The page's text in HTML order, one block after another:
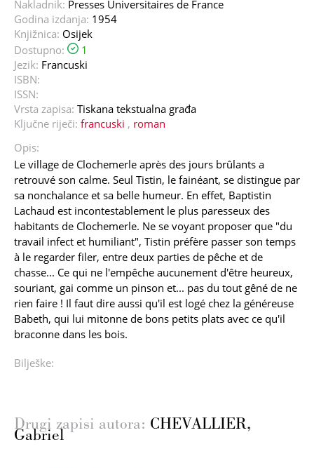
Nakladnik: Presses Universitaires de France
Godina izdanja: 1954
Knjižnica: Osijek
Dostupno:
1
Jezik: Francuski
ISBN:
ISSN:
Vrsta zapisa: Tiskana tekstualna građa
Ključne riječi: francuski , roman
Opis:
Le village de Clochemerle après des jours brûlants a
retrouvé son calme. Seul Tistin, le fainéant, se distingue par
sa nonchalance et sa belle humeur. En effet, Baptistin
Lachaud est incontestablement le plus paresseux des
habitants de Clochemerle. Ne se voyant proposer que "du
travail infect et humiliant", Tistin préfère passer son temps
à le regarder filer, entre deux parties de pêche et de
chasse... Ce qui ne l'empêche aucunement d'être heureux,
souriant, gai comme un pinson et... pas du tout gêné de ne
rien faire ! Il faut dire aussi qu'il est logé chez la généreuse
Babeth, qui lui mitonne de bons petits plats avec ce qu'il
braconne dans les bois.
Bilješke:
Drugi zapisi autora: CHEVALLIER,
Gabriel